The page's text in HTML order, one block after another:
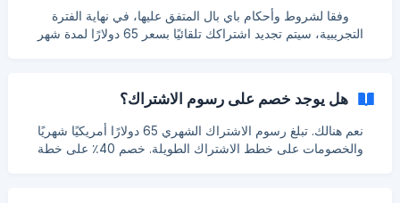
أنه بعد إلغاء التجديد التلقائي، ستبقى عضويتك الحالية كما هي، ولا
يزال بإمكانك استخدامها حتى انتهاء صلاحيتها.
وفقا لشروط وأحكام باي بال المتفق عليها، في نهاية الفترة
التجريبية، سيتم تجديد اشتراكك تلقائيًا بسعر 65 دولارًا لمدة شهر
هل يوجد خصم على رسوم الاشتراك؟
نعم هنالك. تبلغ رسوم الاشتراك الشهري 65 دولارًا أمريكيًا شهريًا
والخصومات على خطط الاشتراك الطويلة. خصم 40٪ على خطة